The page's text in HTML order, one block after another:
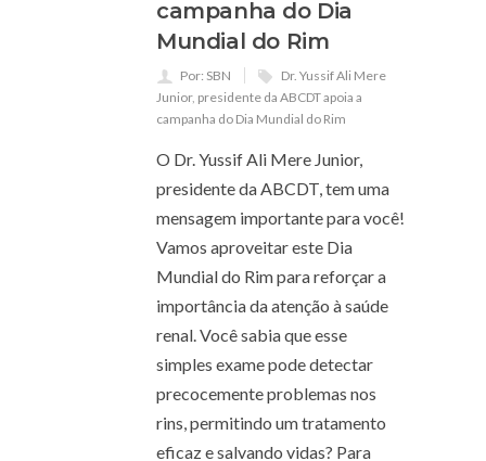
campanha do Dia
Mundial do Rim
Por: SBN
Dr. Yussif Ali Mere
Junior, presidente da ABCDT apoia a
campanha do Dia Mundial do Rim
O Dr. Yussif Ali Mere Junior,
presidente da ABCDT, tem uma
mensagem importante para você!
Vamos aproveitar este Dia
Mundial do Rim para reforçar a
importância da atenção à saúde
renal. Você sabia que esse
simples exame pode detectar
precocemente problemas nos
rins, permitindo um tratamento
eficaz e salvando vidas? Para